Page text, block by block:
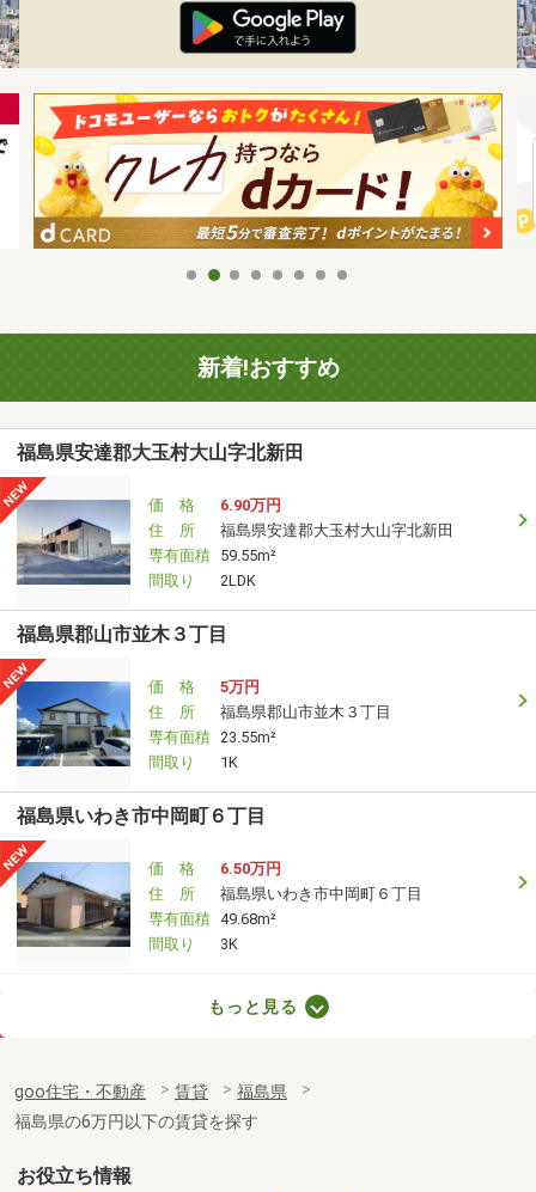
新着!おすすめ
福島県安達郡大玉村大山字北新田
価 格
6.90万円
住 所
福島県安達郡大玉村大山字北新田
専有面積 59.55m²
間取り
2LDK
福島県郡山市並木３丁目
価 格
5万円
住 所
福島県郡山市並木３丁目
専有面積 23.55m²
間取り
1K
福島県いわき市中岡町６丁目
価 格
6.50万円
住 所
福島県いわき市中岡町６丁目
専有面積 49.68m²
間取り
3K
福島県郡山市小原田５丁目
専有面積
39.92m²
間取り
1LDK
福島県いわき市常磐関船町３
もっと見る
goo住宅・不動産 賃貸
福島県
福島県の6万円以下の賃貸を探す
お役立ち情報